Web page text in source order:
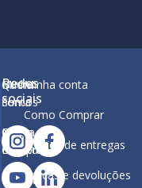
Minha
conta
Como
Comprar
Política
Quem
Somos
Nossa
Estrutura
Política de
Redes
sociais
Minha conta
Como Comprar
Política de entregas
Trocas e devoluções